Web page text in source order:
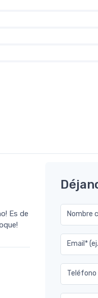
Es de
Nombre
Email*
Teléfono